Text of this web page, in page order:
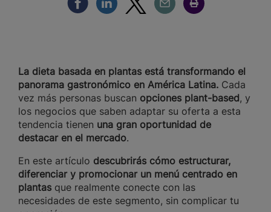
La dieta basada en plantas está transformando el
panorama gastronómico en América Latina. Cada
vez más personas buscan opciones plant-based, y
los negocios que saben adaptar su oferta a esta
tendencia tienen una gran oportunidad de
destacar en el mercado.
En este artículo descubrirás cómo estructurar,
diferenciar y promocionar un menú centrado en
plantas que realmente conecte con las
necesidades de este segmento, sin complicar tu